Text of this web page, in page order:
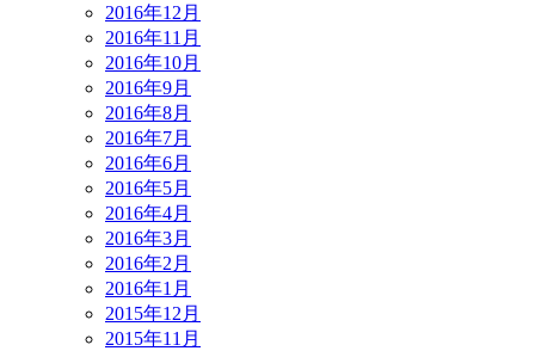
2016年12月
2016年11月
2016年10月
2016年9月
2016年8月
2016年7月
2016年6月
2016年5月
2016年4月
2016年3月
2016年2月
2016年1月
2015年12月
2015年11月